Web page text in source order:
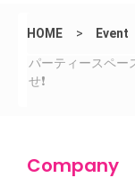
HOME > Event
パーティースペー
せ❗️
Company